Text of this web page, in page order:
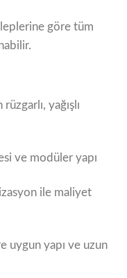
göre tüm
rüzgarlı, yağışlı
ve modüler yapı
ile maliyet
uygun yapı ve uzun